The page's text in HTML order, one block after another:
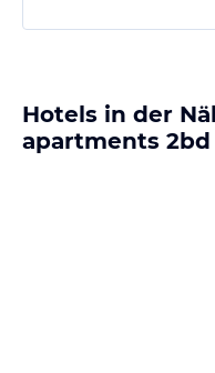
Hotels in der
apartments 2bd